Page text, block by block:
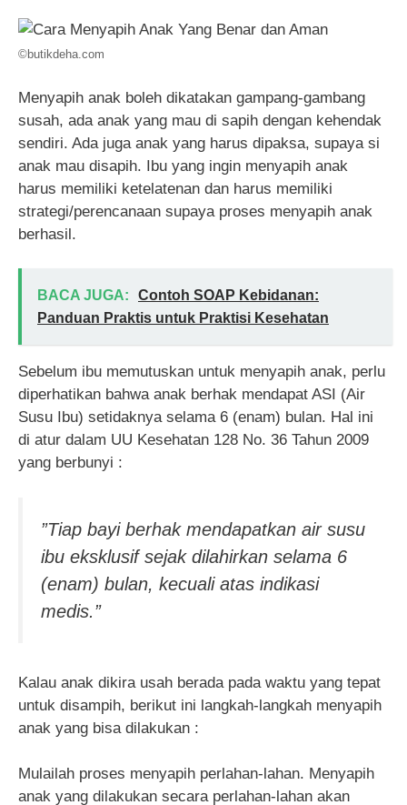
©butikdeha.com
Menyapih anak boleh dikatakan gampang-gambang
susah, ada anak yang mau di sapih dengan kehendak
sendiri. Ada juga anak yang harus dipaksa, supaya si
anak mau disapih. Ibu yang ingin menyapih anak
harus memiliki ketelatenan dan harus memiliki
strategi/perencanaan supaya proses menyapih anak
berhasil.
BACA JUGA:
Contoh SOAP Kebidanan:
Panduan Praktis untuk Praktisi Kesehatan
Sebelum ibu memutuskan untuk menyapih anak, perlu
diperhatikan bahwa anak berhak mendapat ASI (Air
Susu Ibu) setidaknya selama 6 (enam) bulan. Hal ini
di atur dalam UU Kesehatan 128 No. 36 Tahun 2009
yang berbunyi :
”Tiap bayi berhak mendapatkan air susu
ibu eksklusif sejak dilahirkan selama 6
(enam) bulan, kecuali atas indikasi
medis.”
Kalau anak dikira usah berada pada waktu yang tepat
untuk disampih, berikut ini langkah-langkah menyapih
anak yang bisa dilakukan :
Mulailah proses menyapih perlahan-lahan. Menyapih
anak yang dilakukan secara perlahan-lahan akan